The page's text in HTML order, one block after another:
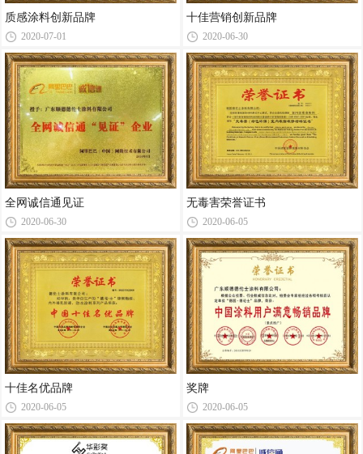
质感涂料创新品牌
2020-07-01
全网诚信通见证
2020-06-30
十佳名优品牌
2020-06-05
十佳营销创新品牌
2020-06-30
无毒害荣誉证书
2020-06-05
奖牌
2020-06-05